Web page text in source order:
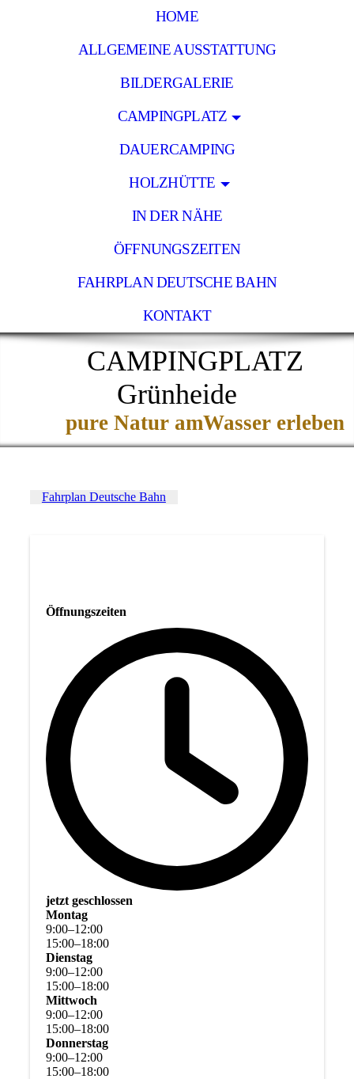
HOME
ALLGEMEINE AUSSTATTUNG
BILDERGALERIE
CAMPINGPLATZ
DAUERCAMPING
HOLZHÜTTE
IN DER NÄHE
ÖFFNUNGSZEITEN
FAHRPLAN DEUTSCHE BAHN
KONTAKT
CAMPINGPLATZ
Grünheide
pure Natur amWasser erleben
Fahrplan Deutsche Bahn
Öffnungszeiten
jetzt geschlossen
Montag
9:00–12:00
15:00–18:00
Dienstag
9:00–12:00
15:00–18:00
Mittwoch
9:00–12:00
15:00–18:00
Donnerstag
9:00–12:00
15:00–18:00